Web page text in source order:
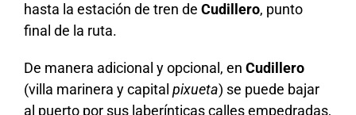
hasta la estación de tren de Cudillero, punto
final de la ruta.
De manera adicional y opcional, en Cudillero
(villa marinera y capital pixueta) se puede bajar
al puerto por sus laberínticas calles empedradas,